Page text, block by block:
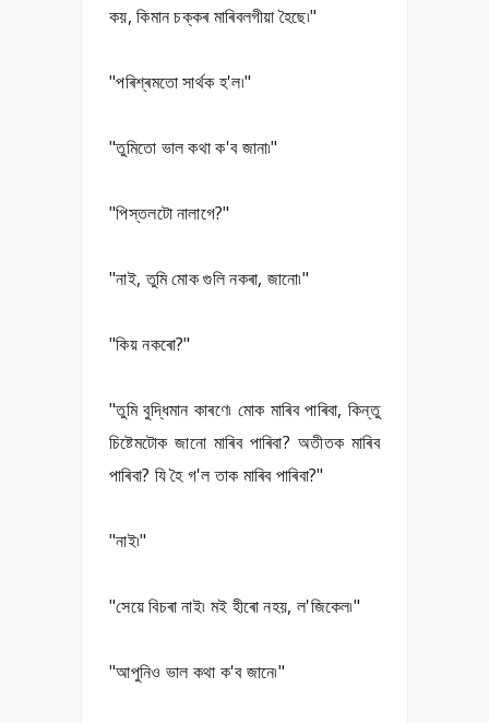
কয়, কিমান চক্কৰ মাৰিবলগীয়া হৈছে৷"
"পৰিশ্ৰমতো সাৰ্থক হ'ল৷"
"তুমিতো ভাল কথা ক'ব জানা৷"
"পিস্তলটো নালাগে?"
"নাই, তুমি মোক গুলি নকৰা, জানো৷"
"কিয় নকৰো?"
"তুমি বুদ্ধিমান কাৰণে৷ মোক মাৰিব পাৰিবা, কিন্তু
চিষ্টেমটোক জানো মাৰিব পাৰিবা? অতীতক মাৰিব
পাৰিবা? যি হৈ গ'ল তাক মাৰিব পাৰিবা?"
"নাই৷"
"সেয়ে বিচৰা নাই৷ মই হীৰো নহয়, ল'জিকেল৷"
"আপুনিও ভাল কথা ক'ব জানে৷"